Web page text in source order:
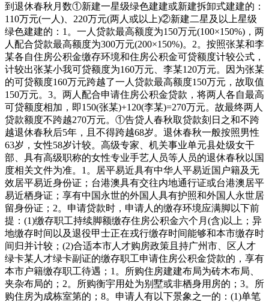
到退休春秋月数①新建一星级绿色建建或新建拆卸式建建的：
110万元(一人)、220万元(两人或以上)②新建二星及以上星级
绿色建建的：1。一人贷款最高额度为150万元(100×150%)，两
人配合贷款最高额度为300万元(200×150%)。2。按照张某和李
某各自住房公积金缴存环境和住房公积金可贷额度计较公式，
计较出张某小我可贷额度为160万元、李某120万元。因为张某
的可贷额度160万元跨越了一人贷款最高额度150万元，故取值
150万元。3。两人配合申请住房公积金贷款，将两人各自最高
可贷额度相加，即150(张某)+120(李某)=270万元。故最终两人
贷款额度不跨越270万元。①告贷人春秋取贷款刻日之和不跨
越退休春秋后5年，且不得跨越68岁。退休春秋一般按照男性
63岁，女性58岁计较。高级专家、机关事业单元县处级女干
部、具有高级职称的女性专业手艺人员等人员的退休春秋以国
度相关文件为准。1。居平易近具有中华人平易近国户籍及无
效居平易近身份证；台港澳具有交往内地通行证或台港澳居平
易近栖身证；享有中国永世的外国人具有护照和外国人永世居
留身份证；2。申请贷款时，申请人的缴存环境应满脚以下前
提：(1)缴存职工持续脚额缴存住房公积金六个月(含)以上；异
地缴存时间以及退役甲士正在戎行缴存时间能够和本市缴存时
间归并计较；(2)合适本市人才购房政策且持广州市、区人才
绿卡某人才绿卡副证的缴存职工申请住房公积金贷款的，享有
本市户籍缴存职工待遇；1。所购住房建建布局为砖木布局、
夹杂布局的；2。所购衡宇用处为别墅或非栖身用房的；3。所
购住房为成栋室第的；8。申请人有以下景象之一的：(1)单笔